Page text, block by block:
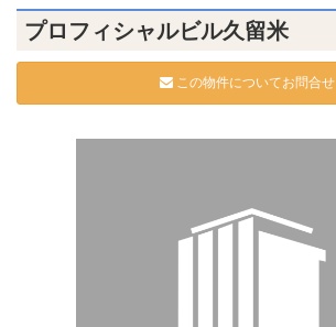
プロフィシャルビル久留米
この物件についてお問合せ